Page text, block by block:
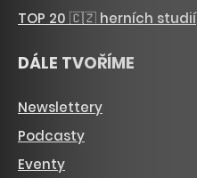
TOP 20 🇨🇿 herních studií
DÁLE TVOŘÍME
Newslettery
Podcasty
Eventy